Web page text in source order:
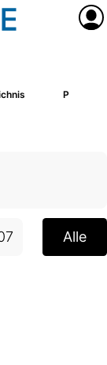
Platonic
S02E08
Alle